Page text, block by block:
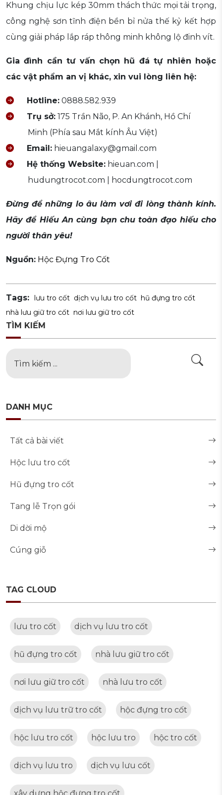
Khung chịu lực kép 30mm thách thức mọi tải trọng,
công nghệ sơn tĩnh điện bền bỉ nửa thế kỷ kết hợp
cùng giải pháp lắp ráp thông minh không lộ đinh vít.
Gia đình cần tư vấn chọn hũ đá tự nhiên hoặc
các vật phẩm an vị khác, xin vui lòng liên hệ:
Hotline: 0888.582.939
Trụ sở: 175 Trần Não, P. An Khánh, Hồ Chí
Minh (Phía sau Mắt kính Âu Việt)
Email: hieuangalaxy@gmail.com
Hệ thống Website: hieuan.com |
hudungtrocot.com | hocdungtrocot.com
Đừng để những lo âu làm vơi đi lòng thành kính.
Hãy để Hiếu An cùng bạn chu toàn đạo hiếu cho
người thân yêu!
Nguồn: Hộc Đựng Tro Cốt
Tags: lưu tro cốt dịch vụ lưu tro cốt hũ đựng tro cốt
nhà lưu giữ tro cốt nơi lưu giữ tro cốt
TÌM KIẾM
DANH MỤC
Tất cả bài viết
Hộc lưu tro cốt
Hũ đựng tro cốt
Tang lễ Trọn gói
Di dời mộ
Cúng giỗ
TAG CLOUD
lưu tro cốt dịch vụ lưu tro cốt
hũ đựng tro cốt nhà lưu giữ tro cốt
nơi lưu giữ tro cốt nhà lưu tro cốt
dịch vụ lưu trữ tro cốt hộc đựng tro cốt
hộc lưu tro cốt hộc lưu tro hộc tro cốt
dịch vụ lưu tro dịch vụ lưu cốt